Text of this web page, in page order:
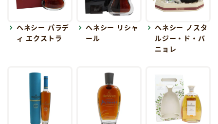
ヘネシー パラデ
ィ エクストラ
ヘネシー リシャ
ール
ヘネシー ノスタ
ルジー・ド・バ
ニョレ